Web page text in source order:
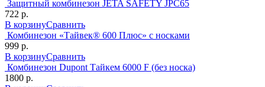
Защитный комбинезон JETA SAFETY JPC65
722 р.
В корзинуСравнить
Комбинезон «Тайвек® 600 Плюс» c носками
999 р.
В корзинуСравнить
Комбинезон Dupont Тайкем 6000 F (без носка)
1800 р.